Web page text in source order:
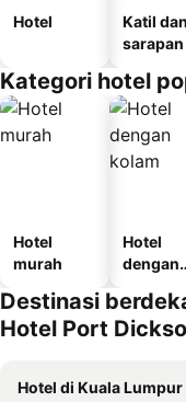
Hotel
Katil dan
sarapan
Kategori hotel
Hotel
murah
Hotel
dengan
Destinasi
Hotel Port
Hotel di Kuala Lumpur